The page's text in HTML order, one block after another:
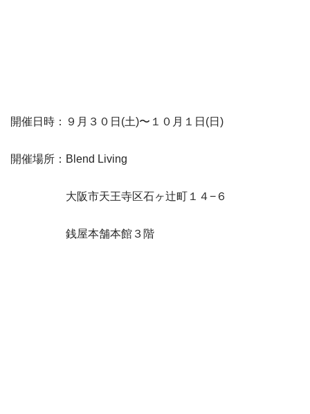
開催日時：９月３０日(土)〜１０月１日(日)
開催場所：Blend Living
大阪市天王寺区石ヶ辻町１４−６
銭屋本舗本館３階